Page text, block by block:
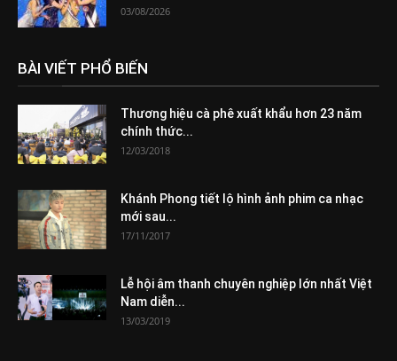
03/08/2026
BÀI VIẾT PHỔ BIẾN
Thương hiệu cà phê xuất khẩu hơn 23 năm
chính thức...
12/03/2018
Khánh Phong tiết lộ hình ảnh phim ca nhạc
mới sau...
17/11/2017
Lễ hội âm thanh chuyên nghiệp lớn nhất Việt
Nam diễn...
13/03/2019